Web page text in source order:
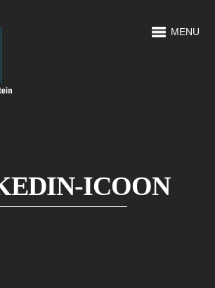
MENU
ICOON